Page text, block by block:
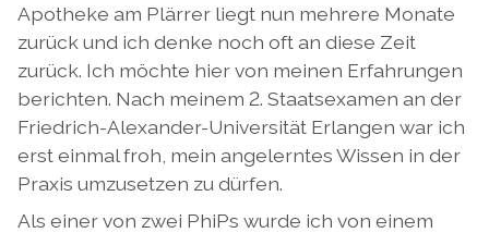
Apotheke am Plärrer liegt nun mehrere Monate
zurück und ich denke noch oft an diese Zeit
zurück. Ich möchte hier von meinen Erfahrungen
berichten. Nach meinem 2. Staatsexamen an der
Friedrich-Alexander-Universität Erlangen war ich
erst einmal froh, mein angelerntes Wissen in der
Praxis umzusetzen zu dürfen.
Als einer von zwei PhiPs wurde ich von einem